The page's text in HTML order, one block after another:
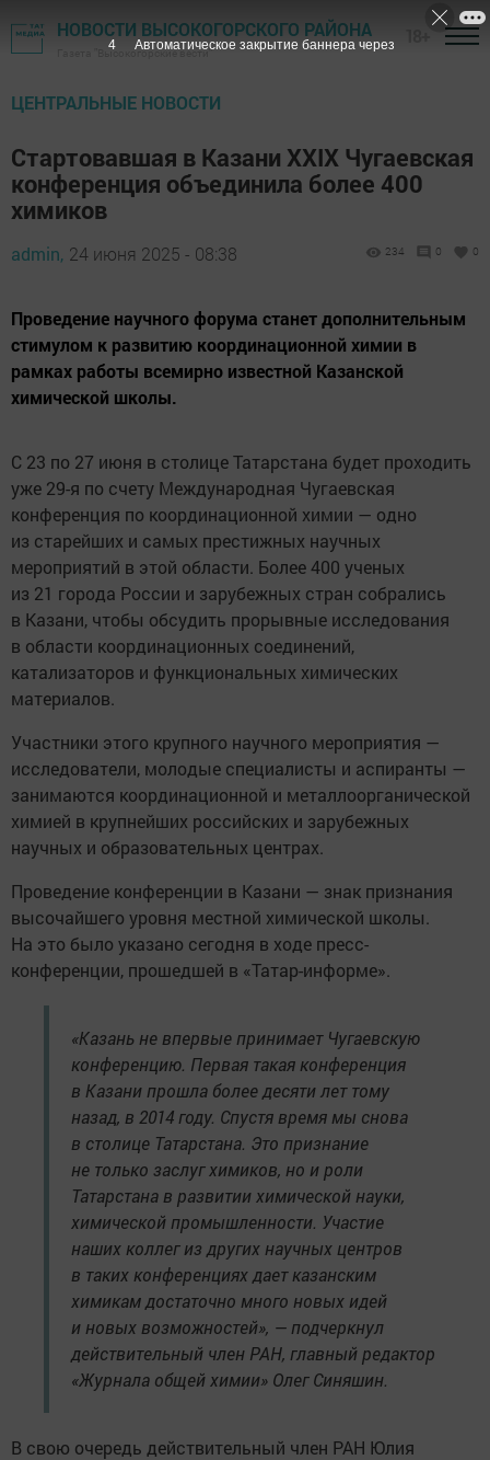
НОВОСТИ ВЫСОКОГОРСКОГО РАЙОНА
Газета "Высокогорские вести"
ЦЕНТРАЛЬНЫЕ НОВОСТИ
Стартовавшая в Казани XXIX Чугаевская
конференция объединила более 400
химиков
admin, 24 июня 2025 - 08:38 234 0 0
Проведение научного форума станет дополнительным
стимулом к развитию координационной химии в
рамках работы всемирно известной Казанской
химической школы.
С 23 по 27 июня в столице Татарстана будет проходить
уже 29-я по счету Международная Чугаевская
конференция по координационной химии — одно
из старейших и самых престижных научных
мероприятий в этой области. Более 400 ученых
из 21 города России и зарубежных стран собрались
в Казани, чтобы обсудить прорывные исследования
в области координационных соединений,
катализаторов и функциональных химических
материалов.
Участники этого крупного научного мероприятия —
исследователи, молодые специалисты и аспиранты —
занимаются координационной и металлоорганической
химией в крупнейших российских и зарубежных
научных и образовательных центрах.
Проведение конференции в Казани — знак признания
высочайшего уровня местной химической школы.
На это было указано сегодня в ходе пресс-
конференции, прошедшей в «Татар-информе».
«Казань не впервые принимает Чугаевскую
конференцию. Первая такая конференция
в Казани прошла более десяти лет тому
назад, в 2014 году. Спустя время мы снова
в столице Татарстана. Это признание
не только заслуг химиков, но и роли
Татарстана в развитии химической науки,
химической промышленности. Участие
наших коллег из других научных центров
в таких конференциях дает казанским
химикам достаточно много новых идей
и новых возможностей», — подчеркнул
действительный член РАН, главный редактор
«Журнала общей химии» Олег Синяшин.
В свою очередь действительный член РАН Юлия
3 Автоматическое закрытие баннера через